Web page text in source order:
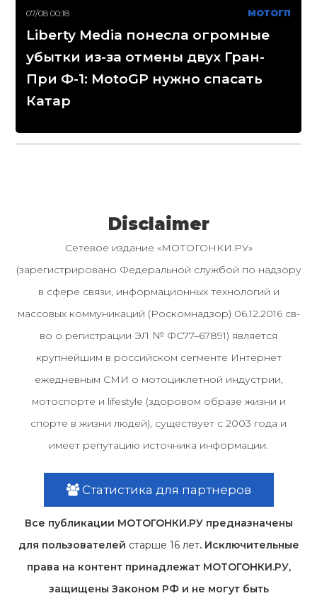
07/08 00:18 МОТОГП
Liberty Media понесла огромные
убытки из-за отмены двух Гран-
При Ф-1: MotoGP нужно спасать
Катар
Disclaimer
Сетевое издание «МОТОГОНКИ.РУ»
(зарегистрировано Федеральной службой по надзору
в сфере связи, информационных технологий и
массовых коммуникаций (Роскомнадзор) 06.12.2016 св-
во о регистрации ЭЛ № ФС77–67891) является
крупнейшим в российском сегменте Интернет
ежедневным СМИ о мотоциклетной индустрии,
мотоспорте и lifestyle (здоровом образе жизни и
спорте в жизни людей), существует с 2003 года и
имеет репутацию источника информации.
Статистика для партнеров
Все публикации МОТОГОНКИ.РУ предназначены
для пользователей старше 16 лет. Исключительные
права на контент принадлежат МОТОГОНКИ.РУ,
защищены Законом РФ и не могут быть